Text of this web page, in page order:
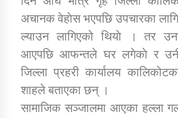
सामाजिक बिकास कार्यालय
अचानक वेहाेस भएपछि उपचारका
ल्याउन लागिएको थियाे । तर
आएपछि आफन्तले घर लगेकाे र
जिल्ला प्रहरी कार्यालय
शाहले बताएका छन् ।
सामाजिक सञ्जालमा आएका हल्ला